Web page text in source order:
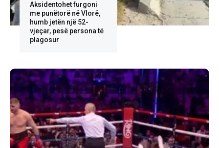
Aksidentohet furgoni
me punëtorë në Vlorë,
humb jetën një 52-
vjeçar, pesë persona të
plagosur